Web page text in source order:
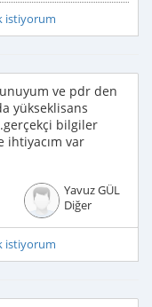
istiyorum
ve pdr den
yükseklisans
bilgiler
ihtiyacım var
Yavuz GÜL
Diğer
istiyorum